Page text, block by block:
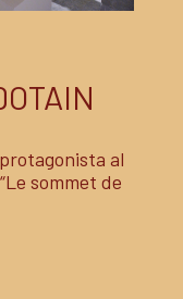
al
sommet de